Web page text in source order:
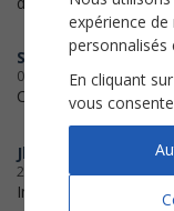
Suzanne
02-02-2023
C’est parfait!
Jl34
21-01-2023
Impression très
expérience
En cliquant
vous